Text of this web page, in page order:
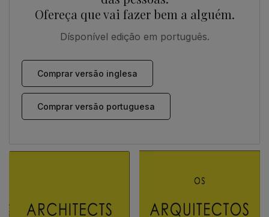
Ofereça que vai fazer bem a alguém.
Dísponível edição em português.
Comprar versão inglesa
Comprar versão portuguesa